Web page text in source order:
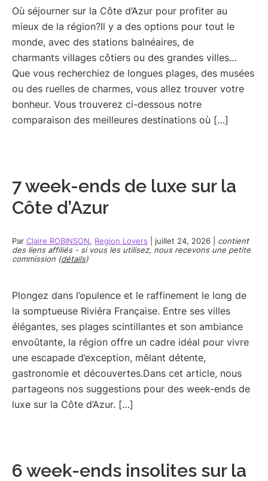
Où séjourner sur la Côte d’Azur pour profiter au
mieux de la région?Il y a des options pour tout le
monde, avec des stations balnéaires, de
charmants villages côtiers ou des grandes villes…
Que vous recherchiez de longues plages, des musées
ou des ruelles de charmes, vous allez trouver votre
bonheur. Vous trouverez ci-dessous notre
comparaison des meilleures destinations où […]
7 week-ends de luxe sur la
Côte d’Azur
Par Claire ROBINSON, Region Lovers juillet 24, 2026
contient
des liens affiliés - si vous les utilisez, nous recevons une petite
commission (détails)
Plongez dans l’opulence et le raffinement le long de
la somptueuse Riviéra Française. Entre ses villes
élégantes, ses plages scintillantes et son ambiance
envoûtante, la région offre un cadre idéal pour vivre
une escapade d’exception, mêlant détente,
gastronomie et découvertes.Dans cet article, nous
partageons nos suggestions pour des week-ends de
luxe sur la Côte d’Azur. […]
6 week-ends insolites sur la